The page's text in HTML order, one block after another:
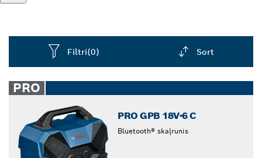
Filtri(0) Sort
closed
PRO
PRO GPB 18V-6 C
Bluetooth® skaļrunis